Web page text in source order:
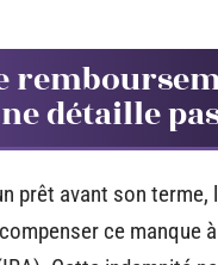
détaille
prêt avant son
ce manque